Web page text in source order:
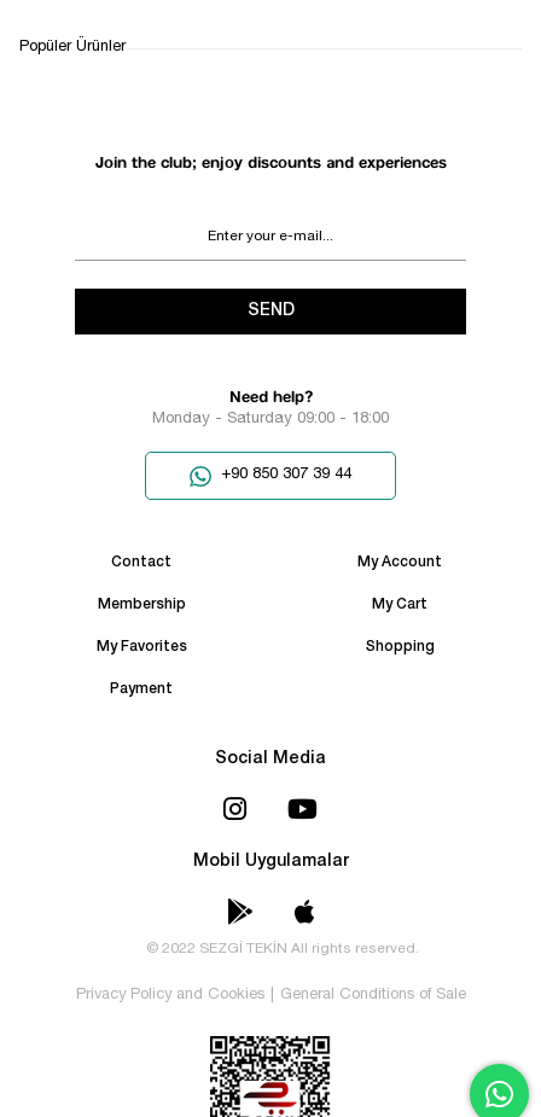
Join the club; enjoy discounts and experiences
SEND
Need help?
Monday - Saturday 09:00 - 18:00
+90 850 307 39 44
Contact My Account
Membership My Cart
My Favorites Shopping
Payment
Social Media
Mobil Uygulamalar
© 2022 SEZGİ TEKİN All rights reserved.
Privacy Policy and Cookies General Conditions of Sale
Popüler Ürünler